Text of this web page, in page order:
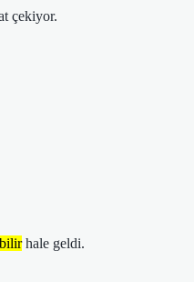
çekiyor.
hale geldi.